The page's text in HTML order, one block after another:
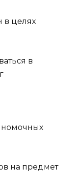
в целях
в
на предмет